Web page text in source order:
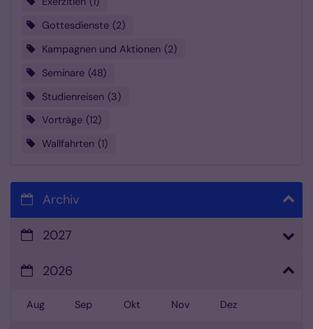
Gottesdienste 2
Kampagnen und Aktionen 2
Seminare 48
Studienreisen 3
Vorträge 12
Wallfahrten 1
Archiv
2027
2026
Aug Sep Okt Nov Dez